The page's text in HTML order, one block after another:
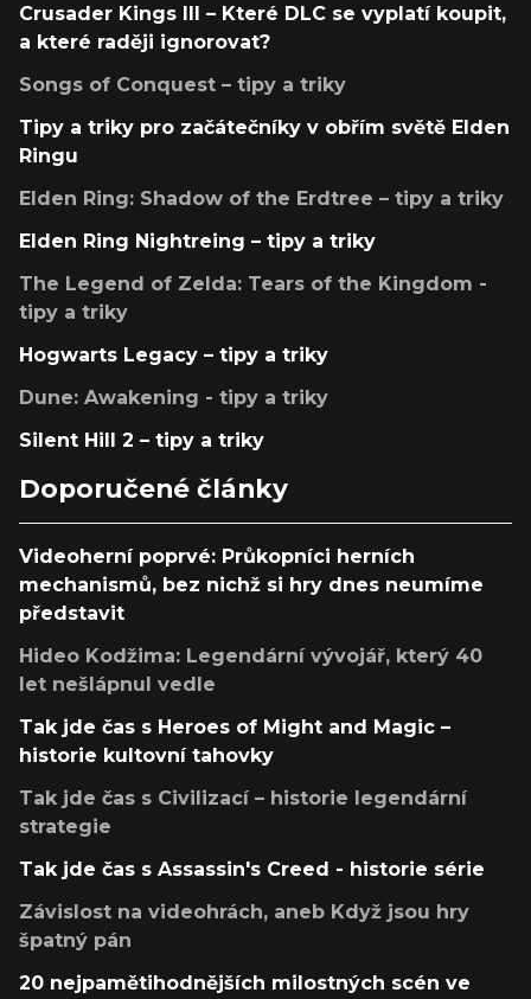
Crusader Kings III – Které DLC se vyplatí koupit,
a které raději ignorovat?
Songs of Conquest – tipy a triky
Tipy a triky pro začátečníky v obřím světě Elden
Ringu
Elden Ring: Shadow of the Erdtree – tipy a triky
Elden Ring Nightreing – tipy a triky
The Legend of Zelda: Tears of the Kingdom -
tipy a triky
Hogwarts Legacy – tipy a triky
Dune: Awakening - tipy a triky
Silent Hill 2 – tipy a triky
Doporučené články
Videoherní poprvé: Průkopníci herních
mechanismů, bez nichž si hry dnes neumíme
představit
Hideo Kodžima: Legendární vývojář, který 40
let nešlápnul vedle
Tak jde čas s Heroes of Might and Magic –
historie kultovní tahovky
Tak jde čas s Civilizací – historie legendární
strategie
Tak jde čas s Assassin's Creed - historie série
Závislost na videohrách, aneb Když jsou hry
špatný pán
20 nejpamětihodnějších milostných scén ve